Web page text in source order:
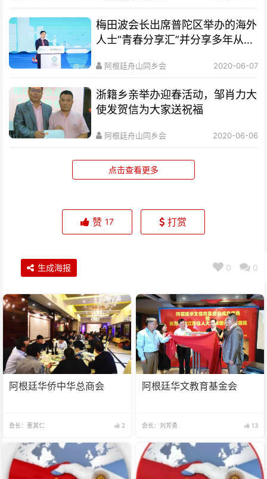
梅田波会长出席普陀区举办的海外
人士“青春分享汇”并分享多年从事
心得。
阿根廷舟山同乡会 2020-06-07
​浙籍乡亲举办迎春活动，邹肖力大
使发贺信为大家送祝福
阿根廷舟山同乡会 2020-06-06
点击查看更多
赞 17 打赏
0 0
生成海报
阿根廷华侨中华总商会
会长：董其仁 2
阿根廷华文教育基金会
会长：刘芳勇 13